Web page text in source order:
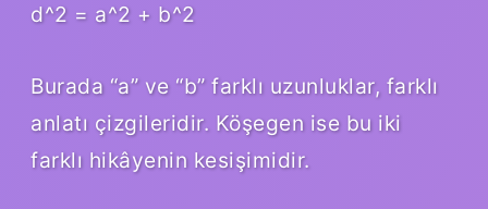
d^2 = a^2 + b^2
Burada “a” ve “b” farklı uzunluklar, farklı
anlatı çizgileridir. Köşegen ise bu iki
farklı hikâyenin kesişimidir.